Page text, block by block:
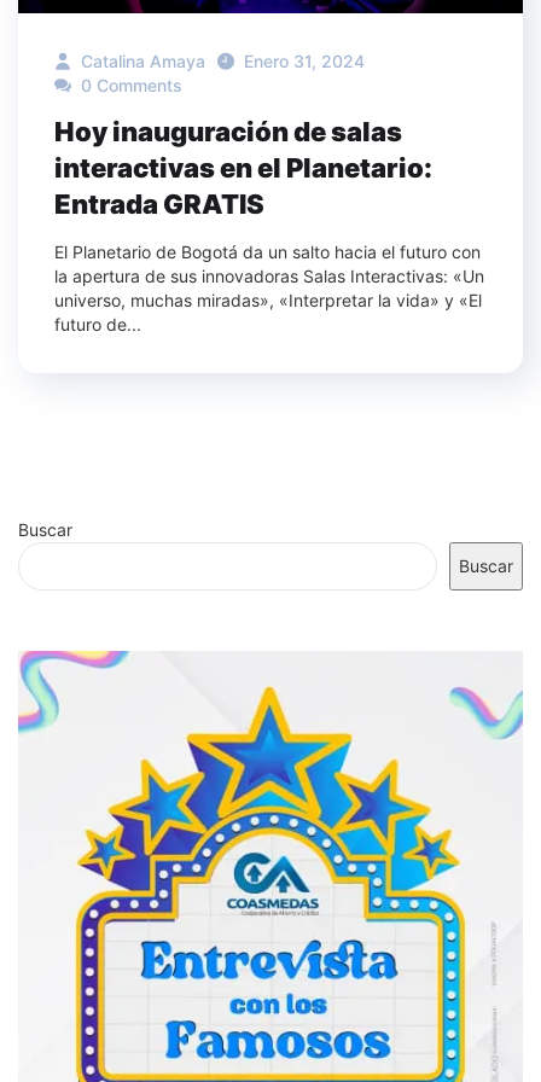
Catalina Amaya
Enero 31, 2024
0 Comments
Hoy inauguración de salas
interactivas en el Planetario:
Entrada GRATIS
El Planetario de Bogotá da un salto hacia el futuro con
la apertura de sus innovadoras Salas Interactivas: «Un
universo, muchas miradas», «Interpretar la vida» y «El
futuro de...
Buscar
Buscar